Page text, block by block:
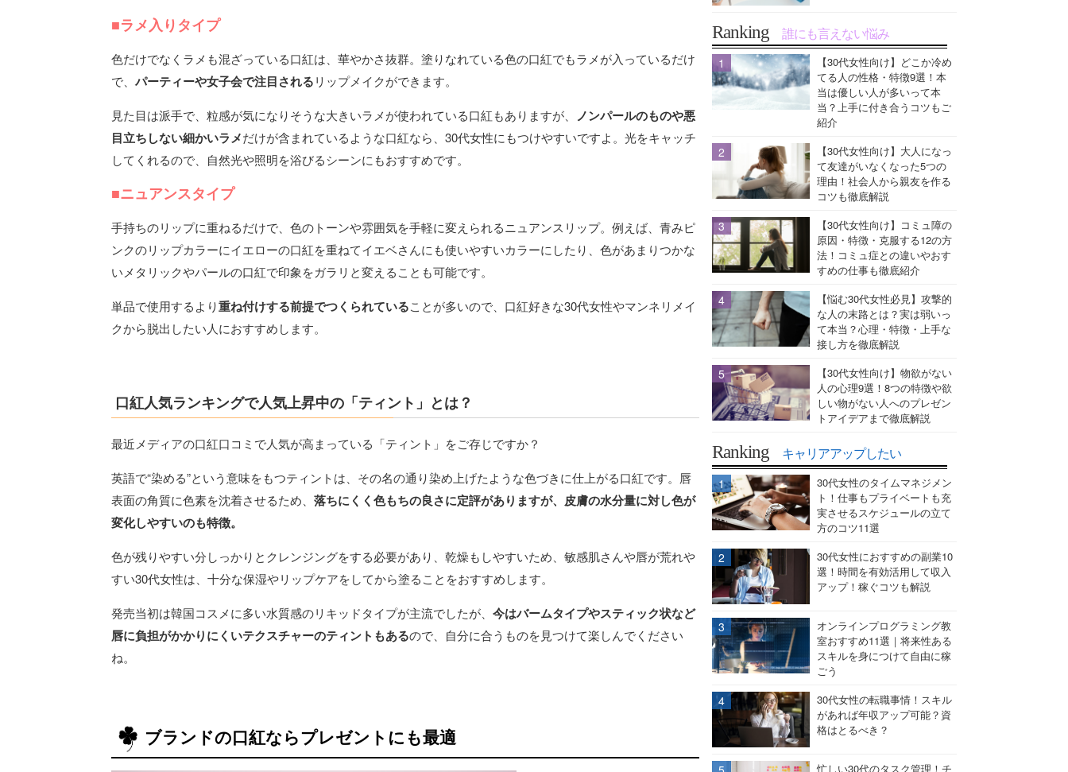
■ラメ入りタイプ
色だけでなくラメも混ざっている口紅は、華やかさ抜群。塗りなれている色の口紅でもラメが入っているだけ
で、 パーティーや女子会で注目されるリップメイクができます。
見た目は派手で、粒感が気になりそうな大きいラメが使われている口紅もありますが、 ノンパールのものや悪
目立ちしない細かいラメだけが含まれているような口紅なら、30代女性にもつけやすいですよ。光をキャッチ
してくれるので、自然光や照明を浴びるシーンにもおすすめです。
■ニュアンスタイプ
手持ちのリップに重ねるだけで、色のトーンや雰囲気を手軽に変えられるニュアンスリップ。例えば、青みピ
ンクのリップカラーにイエローの口紅を重ねてイエベさんにも使いやすいカラーにしたり、色があまりつかな
いメタリックやパールの口紅で印象をガラリと変えることも可能です。
単品で使用するより重ね付けする前提でつくられていることが多いので、口紅好きな30代女性やマンネリメイ
クから脱出したい人におすすめします。
口紅人気ランキングで人気上昇中の「ティント」とは？
最近メディアの口紅口コミで人気が高まっている「ティント」をご存じですか？
英語で“染める”という意味をもつティントは、その名の通り染め上げたような色づきに仕上がる口紅です。唇
表面の角質に色素を沈着させるため、 落ちにくく色もちの良さに定評がありますが、皮膚の水分量に対し色が
変化しやすいのも特徴。
色が残りやすい分しっかりとクレンジングをする必要があり、乾燥もしやすいため、敏感肌さんや唇が荒れや
すい30代女性は、十分な保湿やリップケアをしてから塗ることをおすすめします。
発売当初は韓国コスメに多い水質感のリキッドタイプが主流でしたが、 今はバームタイプやスティック状など
唇に負担がかかりにくいテクスチャーのティントもあるので、自分に合うものを見つけて楽しんでください
ね。
ブランドの口紅ならプレゼントにも最適
Ranking 誰にも言えない悩み
【30代女性向け】どこか冷め
てる人の性格・特徴9選！本
当は優しい人が多いって本
当？上手に付き合うコツもご
紹介
【30代女性向け】大人になっ
て友達がいなくなった5つの
理由！社会人から親友を作る
コツも徹底解説
【30代女性向け】コミュ障の
原因・特徴・克服する12の方
法！コミュ症との違いやおす
すめの仕事も徹底紹介
【悩む30代女性必見】攻撃的
な人の末路とは？実は弱いっ
て本当？心理・特徴・上手な
接し方を徹底解説
【30代女性向け】物欲がない
人の心理9選！8つの特徴や欲
しい物がない人へのプレゼン
トアイデアまで徹底解説
Ranking キャリアアップしたい
30代女性のタイムマネジメン
ト！仕事もプライベートも充
実させるスケジュールの立て
方のコツ11選
30代女性におすすめの副業10
選！時間を有効活用して収入
アップ！稼ぐコツも解説
オンラインプログラミング教
室おすすめ11選｜将来性ある
スキルを身につけて自由に稼
ごう
30代女性の転職事情！スキル
があれば年収アップ可能？資
格はとるべき？
忙しい30代のタスク管理！チ